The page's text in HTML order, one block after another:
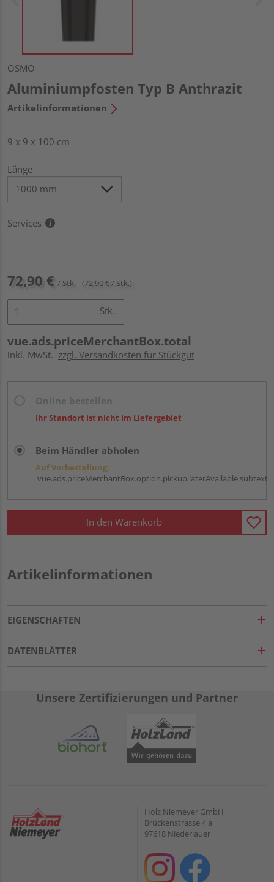
OSMO
Aluminiumpfosten Typ B Anthrazit
Artikelinformationen
9 x 9 x 100 cm
Länge
Services
72,90 € / Stk. (72,90 € / Stk.)
Stk.
vue.ads.priceMerchantBox.total
inkl. MwSt. zzgl. Versandkosten für Stückgut
Ihr Standort ist nicht im Liefergebiet
Beim Händler abholen
Auf Vorbestellung:
vue.ads.priceMerchantBox.option.pickup.laterAvailable.subtext
In den Warenkorb
Artikelinformationen
EIGENSCHAFTEN
DATENBLÄTTER
Unsere Zertifizierungen und Partner
Holz Niemeyer GmbH
Brückenstrasse 4 a
97618 Niederlauer